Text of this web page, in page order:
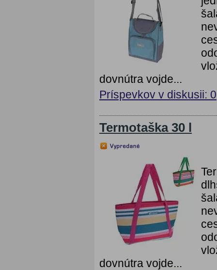
dovnútra vojde...
Príspevkov v diskusii: 0
Termotaška 30 l
dovnútra vojde...